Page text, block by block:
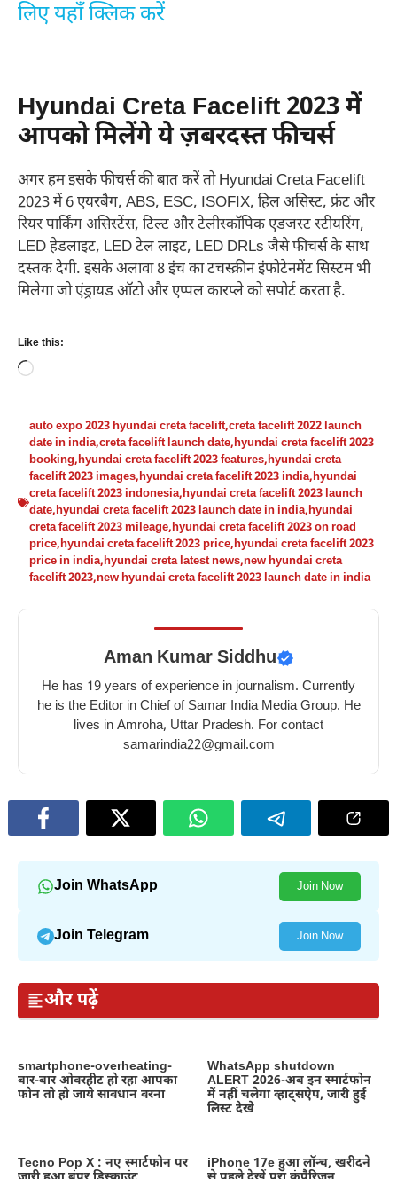
लिए यहाँ क्लिक करें
Hyundai Creta Facelift 2023 में
आपको मिलेंगे ये ज़बरदस्त फीचर्स
अगर हम इसके फीचर्स की बात करें तो Hyundai Creta Facelift
2023 में 6 एयरबैग, ABS, ESC, ISOFIX, हिल असिस्ट, फ्रंट और
रियर पार्किंग असिस्टेंस, टिल्ट और टेलीस्कॉपिक एडजस्ट स्टीयरिंग,
LED हेडलाइट, LED टेल लाइट, LED DRLs जैसे फीचर्स के साथ
दस्तक देगी. इसके अलावा 8 इंच का टचस्क्रीन इंफोटेनमेंट सिस्टम भी
मिलेगा जो एंड्रायड ऑटो और एप्पल कारप्ले को सपोर्ट करता है.
Like this:
Loading…
auto expo 2023 hyundai creta facelift,creta facelift 2022 launch
date in india,creta facelift launch date,hyundai creta facelift 2023
booking,hyundai creta facelift 2023 features,hyundai creta
facelift 2023 images,hyundai creta facelift 2023 india,hyundai
creta facelift 2023 indonesia,hyundai creta facelift 2023 launch
date,hyundai creta facelift 2023 launch date in india,hyundai
creta facelift 2023 mileage,hyundai creta facelift 2023 on road
price,hyundai creta facelift 2023 price,hyundai creta facelift 2023
price in india,hyundai creta latest news,new hyundai creta
facelift 2023,new hyundai creta facelift 2023 launch date in india
Aman Kumar Siddhu
He has 19 years of experience in journalism. Currently
he is the Editor in Chief of Samar India Media Group. He
lives in Amroha, Uttar Pradesh. For contact
samarindia22@gmail.com
Join WhatsApp Join Now
Join Telegram Join Now
और पढ़ें
smartphone-overheating-
बार-बार ओवरहीट हो रहा आपका
फोन तो हो जाये सावधान वरना
WhatsApp shutdown
ALERT 2026-अब इन स्मार्टफोन
में नहीं चलेगा व्हाट्सऐप, जारी हुई
लिस्ट देखे
Tecno Pop X : नए स्मार्टफोन पर
iPhone 17e हुआ लॉन्च, खरीदने